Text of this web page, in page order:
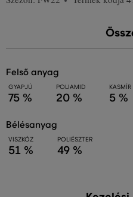
felső anyag
GYAPJÚ
75 %
POLIAMID
20 %
KASMÍR
5 %
bélésanyag
VISZKÓZ
51 %
POLIÉSZTER
49 %